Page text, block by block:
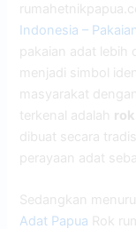
Indonesia –
pakaian adat lebih
menjadi simbol
masyarakat
terkenal adalah
dibuat secara
perayaan adat
Sedangkan
Adat Papua Rok